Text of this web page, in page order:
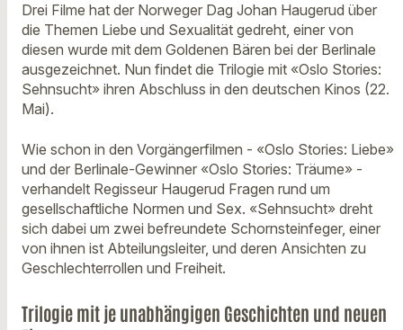
Drei Filme hat der Norweger Dag Johan Haugerud über
die Themen Liebe und Sexualität gedreht, einer von
diesen wurde mit dem Goldenen Bären bei der Berlinale
ausgezeichnet. Nun findet die Trilogie mit «Oslo Stories:
Sehnsucht» ihren Abschluss in den deutschen Kinos (22.
Mai).
Wie schon in den Vorgängerfilmen - «Oslo Stories: Liebe»
und der Berlinale-Gewinner «Oslo Stories: Träume» -
verhandelt Regisseur Haugerud Fragen rund um
gesellschaftliche Normen und Sex. «Sehnsucht» dreht
sich dabei um zwei befreundete Schornsteinfeger, einer
von ihnen ist Abteilungsleiter, und deren Ansichten zu
Geschlechterrollen und Freiheit.
Trilogie mit je unabhängigen Geschichten und neuen